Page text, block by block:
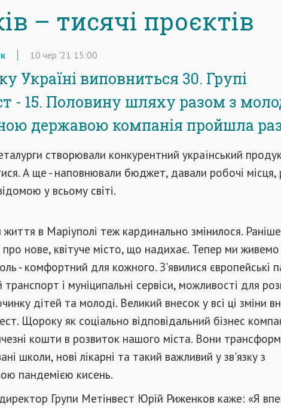
– тисячі проєктів
10 чер '21 15:00
Україні виповниться 30. Групі
- 15. Половину шляху разом з
державою компанія пройшла
створювали конкурентний український
А ще - наповнювали бюджет, давали робочі місця,
у всьому світі.
життя в Маріуполі теж кардинально змінилося.
про нове, квітуче місто, що надихає. Тепер ми
- комфортний для кожного. З'явилися європейські
транспорт і муніципальні сервіси, можливості для
дітей та молоді. Великий внесок у всі ці зміни
Щороку як соціально відповідальний бізнес
кошти в розвиток нашого міста. Вони
школи, нові лікарні та такий важливий у зв'язку з
пандемією кисень.
Групи Метінвест Юрій Риженков каже: «Я